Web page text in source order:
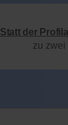
Statt der
zu